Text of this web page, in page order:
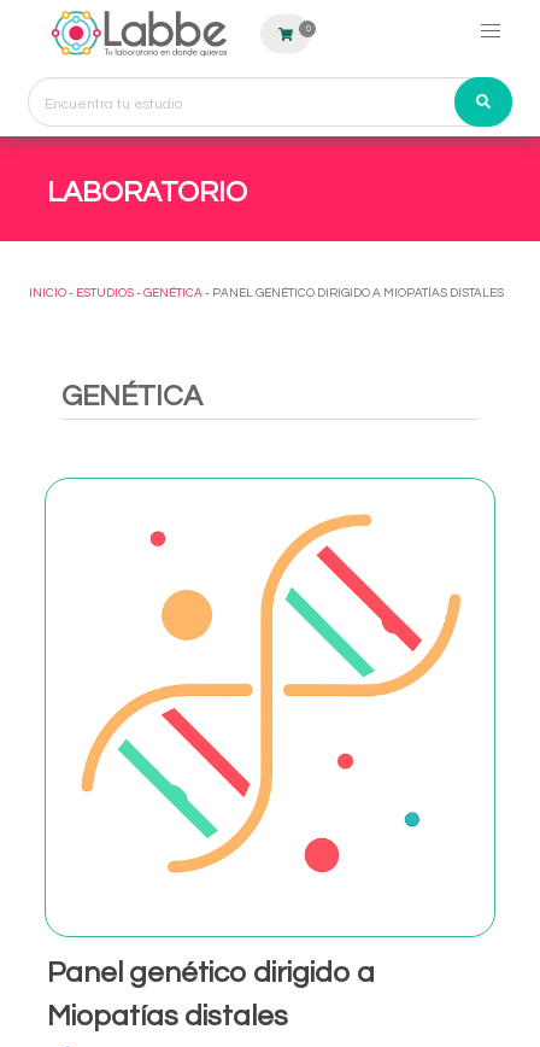
0
LABORATORIO
INICIO - ESTUDIOS - GENÉTICA - PANEL GENÉTICO DIRIGIDO A MIOPATÍAS DISTALES
GENÉTICA
Panel genético dirigido a
Miopatías distales